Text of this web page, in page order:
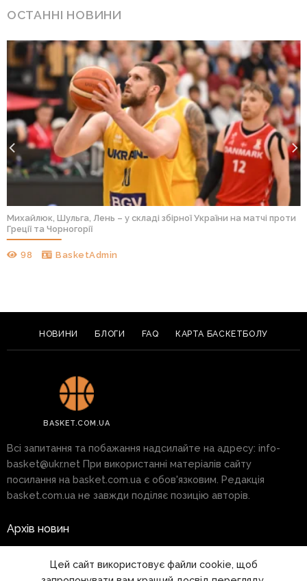
ОСТАННІ НОВИНИ
Михайлюк, Шульга, Лень – у складі збірної України на матчі проти
Греції та Чорногорії
98 BasketAdmin
НОВИНИ БЛОГИ FAQ КАРТА БАСКЕТБОЛУ
BASKET.COM.UA
Всі запитання та побажання надсилайте на адресу: info-
basket@ukr.net При використанні матеріалів сайту
посилання на basket.com.ua є обов'язковим. Редакція
basket.com.ua не завжди поділяє позицію авторів.
Архів новин
Цей сайт використовує файли cookie, щоб